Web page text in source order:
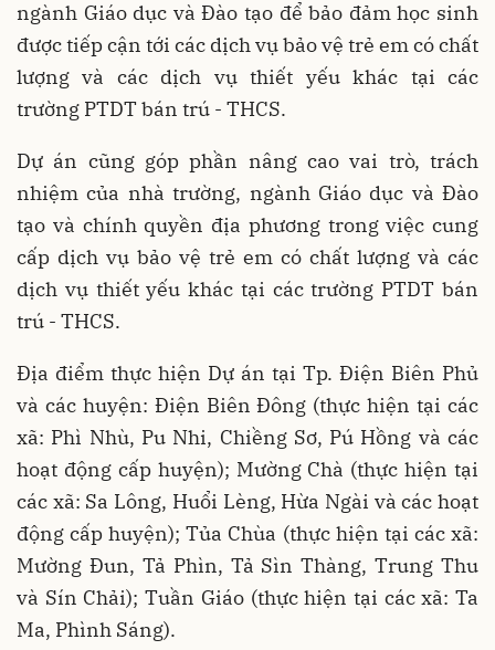
ngành Giáo dục và Đào tạo để bảo đảm học sinh
được tiếp cận tới các dịch vụ bảo vệ trẻ em có chất
lượng và các dịch vụ thiết yếu khác tại các
trường PTDT bán trú - THCS.
Dự án cũng góp phần nâng cao vai trò, trách
nhiệm của nhà trường, ngành Giáo dục và Đào
tạo và chính quyền địa phương trong việc cung
cấp dịch vụ bảo vệ trẻ em có chất lượng và các
dịch vụ thiết yếu khác tại các trường PTDT bán
trú - THCS.
Địa điểm thực hiện Dự án tại Tp. Điện Biên Phủ
và các huyện: Điện Biên Đông (thực hiện tại các
xã: Phì Nhù, Pu Nhi, Chiềng Sơ, Pú Hồng và các
hoạt động cấp huyện); Mường Chà (thực hiện tại
các xã: Sa Lông, Huổi Lèng, Hừa Ngài và các hoạt
động cấp huyện); Tủa Chùa (thực hiện tại các xã:
Mường Đun, Tả Phìn, Tả Sìn Thàng, Trung Thu
và Sín Chải); Tuần Giáo (thực hiện tại các xã: Ta
Ma, Phình Sáng).